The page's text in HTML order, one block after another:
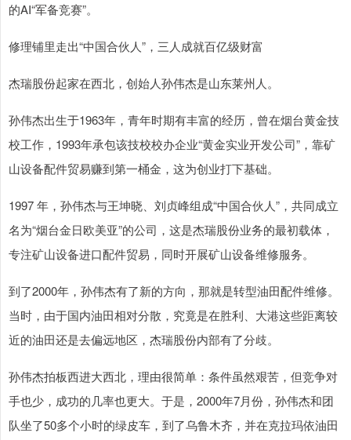
的AI“军备竞赛”。
修理铺里走出“中国合伙人”，三人成就百亿级财富
杰瑞股份起家在西北，创始人孙伟杰是山东莱州人。
孙伟杰出生于1963年，青年时期有丰富的经历，曾在烟台黄金技
校工作，1993年承包该技校校办企业“黄金实业开发公司”，靠矿
山设备配件贸易赚到第一桶金，这为创业打下基础。
1997 年，孙伟杰与王坤晓、刘贞峰组成“中国合伙人”，共同成立
名为“烟台金日欧美亚”的公司，这是杰瑞股份业务的最初载体，
专注矿山设备进口配件贸易，同时开展矿山设备维修服务。
到了2000年，孙伟杰有了新的方向，那就是转型油田配件维修。
当时，由于国内油田相对分散，究竟是在胜利、大港这些距离较
近的油田还是去偏远地区，杰瑞股份内部有了分歧。
孙伟杰拍板西进大西北，理由很简单：条件虽然艰苦，但竞争对
手也少，成功的几率也更大。于是，2000年7月份，孙伟杰和团
队坐了50多个小时的绿皮车，到了乌鲁木齐，并在克拉玛依油田